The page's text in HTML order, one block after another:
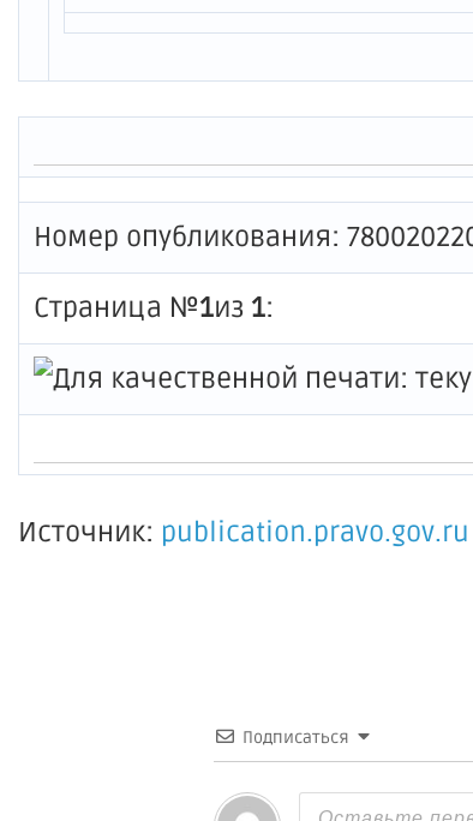
Номер опубликования:
Страница №1из 1:
Источник: publication.pravo.gov.ru
Подписаться